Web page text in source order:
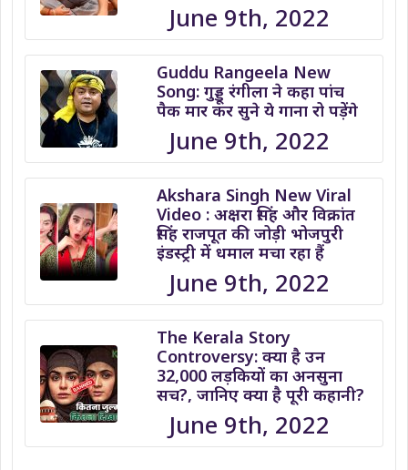
June 9th, 2022
Guddu Rangeela New
Song: गुड्डू रंगीला ने कहा पांच
पैक मार कर सुने ये गाना रो पड़ेंगे
June 9th, 2022
Akshara Singh New Viral
Video : अक्षरा सिंह और विक्रांत
सिंह राजपूत की जोड़ी भोजपुरी
इंडस्ट्री में धमाल मचा रहा हैं
June 9th, 2022
The Kerala Story
Controversy: क्या है उन
32,000 लड़कियों का अनसुना
सच?, जानिए क्या है पूरी कहानी?
June 9th, 2022